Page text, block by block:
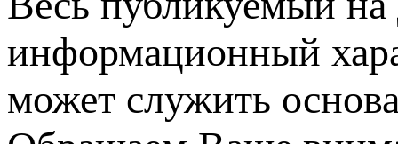
информационный
может служить